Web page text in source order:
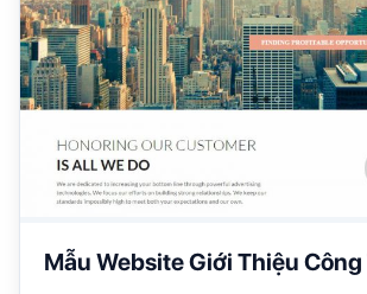
Mẫu Website Giới Thiệu Công